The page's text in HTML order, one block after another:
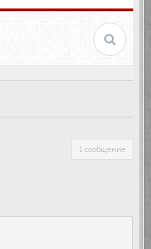
1 сообщение